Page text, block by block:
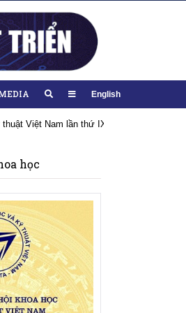
English
Việt Nam lần thứ IX, nhiệm kỳ 2026-
học